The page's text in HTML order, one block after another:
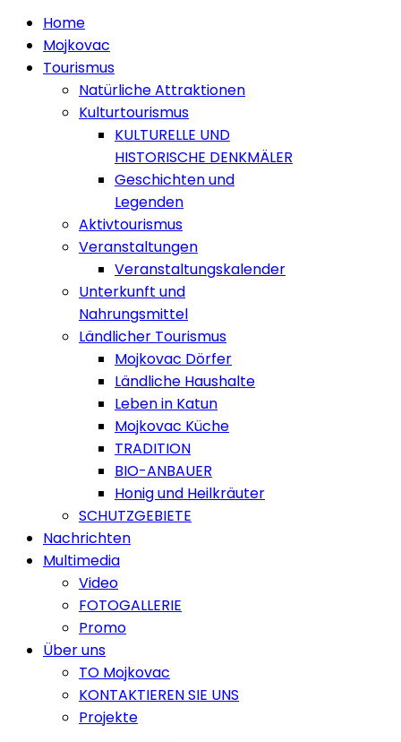
Home
Mojkovac
Tourismus
Natürliche Attraktionen
Kulturtourismus
KULTURELLE UND
HISTORISCHE DENKMÄLER
Geschichten und
Legenden
Aktivtourismus
Veranstaltungen
Veranstaltungskalender
Unterkunft und
Nahrungsmittel
Ländlicher Tourismus
Mojkovac Dörfer
Ländliche Haushalte
Leben in Katun
Mojkovac Küche
TRADITION
BIO-ANBAUER
Honig und Heilkräuter
SCHUTZGEBIETE
Nachrichten
Multimedia
Video
FOTOGALLERIE
Promo
Über uns
TO Mojkovac
KONTAKTIEREN SIE UNS
Projekte